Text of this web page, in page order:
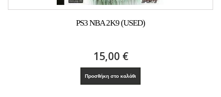
PS3 NBA 2K9 (USED)
15,00 €
Προσθήκη στο καλάθι